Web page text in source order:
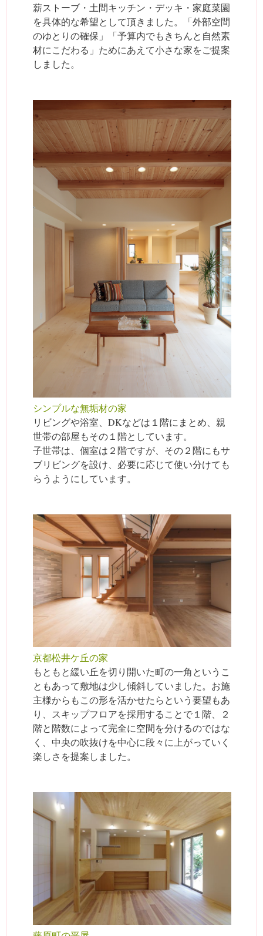
薪ストーブ・土間キッチン・デッキ・家庭菜園
を具体的な希望として頂きました。「外部空間
のゆとりの確保」「予算内でもきちんと自然素
材にこだわる」ためにあえて小さな家をご提案
しました。
シンプルな無垢材の家
リビングや浴室、DKなどは１階にまとめ、親
世帯の部屋もその１階としています。
子世帯は、個室は２階ですが、その２階にもサ
ブリビングを設け、必要に応じて使い分けても
らうようにしています。
京都松井ケ丘の家
もともと緩い丘を切り開いた町の一角というこ
ともあって敷地は少し傾斜していました。お施
主様からもこの形を活かせたらという要望もあ
り、スキップフロアを採用することで１階、２
階と階数によって完全に空間を分けるのではな
く、中央の吹抜けを中心に段々に上がっていく
楽しさを提案しました。